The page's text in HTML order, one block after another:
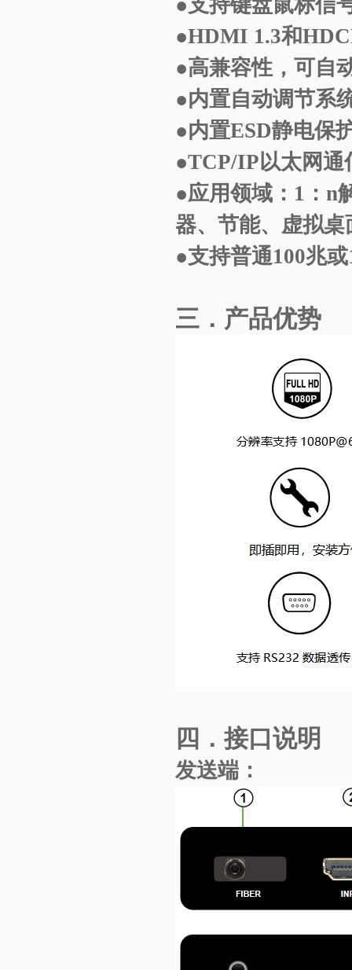
●支持键盘鼠标信
●HDMI 1.3和
●高兼容性，可自
●内置自动调节系
●内置ESD静电保
●TCP/IP以太网通
●应用领域：1：n
器、节能、虚拟
●支持普通100兆
三．产品优势
四．接口说明
发送端：